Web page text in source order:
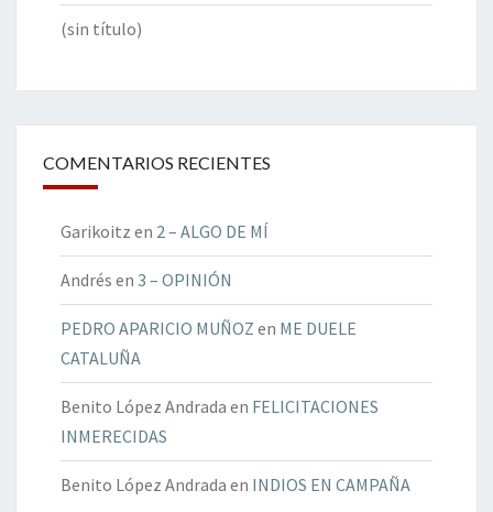
(sin título)
COMENTARIOS RECIENTES
Garikoitz en 2 – ALGO DE MÍ
Andrés en 3 – OPINIÓN
PEDRO APARICIO MUÑOZ en ME DUELE
CATALUÑA
Benito López Andrada en FELICITACIONES
INMERECIDAS
Benito López Andrada en INDIOS EN CAMPAÑA